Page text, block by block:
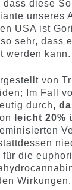
dass diese
unseres
USA ist
sehr, dass
werden kann.
von
Im Fall
durch,
leicht 20%
die
Wirkungen.